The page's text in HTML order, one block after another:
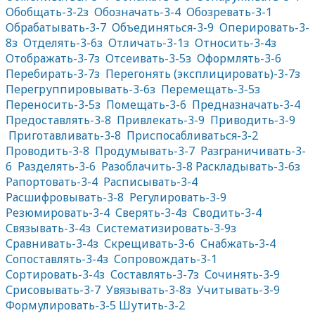
Обобщать-3-2з Обозначать-3-4 Обозревать-3-1
Обрабатывать-3-7 Объединяться-3-9 Оперировать-3-
8з Отделять-3-6з Отличать-3-1з Относить-3-4з
Отображать-3-7з Отсеивать-3-5з Оформлять-3-6
Перебирать-3-7з Перегонять (эксплицировать)-3-7з
Перегруппировывать-3-6з Перемещать-3-5з
Переносить-3-5з Помещать-3-6 Предназначать-3-4
Предоставлять-3-8 Привлекать-3-9 Приводить-3-9
Приготавливать-3-8 Приспосабливаться-3-2
Проводить-3-8 Продумывать-3-7 Разграничивать-3-
6 Разделять-3-6 Разоблачить-3-8 Раскладывать-3-6з
Рапортовать-3-4 Расписывать-3-4
Расшифровывать-3-8 Регулировать-3-9
Резюмировать-3-4 Сверять-3-4з Сводить-3-4
Связывать-3-4з Систематизировать-3-9з
Сравнивать-3-4з Скрещивать-3-6 Снабжать-3-4
Сопоставлять-3-4з Сопровождать-3-1
Сортировать-3-4з Составлять-3-7з Сочинять-3-9
Срисовывать-3-7 Увязывать-3-8з Учитывать-3-9
Формулировать-3-5 Шутить-3-2